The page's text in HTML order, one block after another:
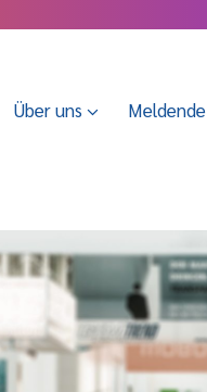
Über uns Meldende